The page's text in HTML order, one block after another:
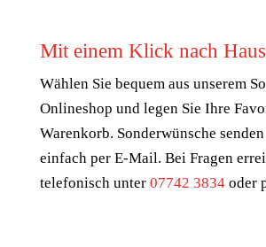
Mit einem Klick nach
Wählen Sie bequem aus unserem
Onlineshop und legen Sie Ihre
Warenkorb. Sonderwünsche
einfach per E-Mail. Bei Fragen
telefonisch unter 07742 3834oder